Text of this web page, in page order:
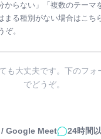
からない」「複数のテーマ
まる種別がない場合はこち
。
も大丈夫です。下のフォ
でどうぞ。
/ Google Meet
24時間